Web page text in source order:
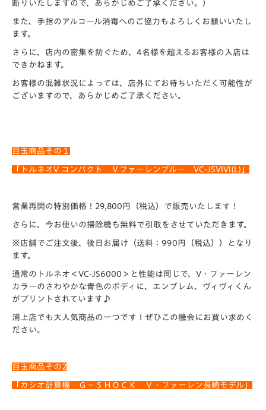
断りいたしますので、あらかじめご了承ください。）
また、手指のアルコール消毒へのご協力もよろしくお願いいたし
ます。
さらに、店内の密集を防ぐため、4名様を超えるお客様の入店は
できかねます。
お客様の混雑状況によっては、店外にてお待ちいただく可能性が
ございますので、あらかじめご了承ください。
目玉商品その１
「トルネオV コンパクト Ｖファーレンブルー VC-JSVIVI(L)」
営業再開の特別価格！ 29,800 円（税込） で販売いたします！
さらに、今お使いの掃除機も無料で引取をさせていただきます。
※店舗でご注文後、後日お届け（送料： 990円（税込））となり
ます。
通常のトルネオ＜VC-JS6000＞と性能は同じで、V・ファーレン
カラーのさわやかな青色のボディに、エンブレム、ヴィヴィくん
がプリントされています♪
浦上店でも大人気商品の一つです！ぜひこの機会にお買い求めく
ださい。
目玉商品その2
「カシオ計算機 Ｇ－ＳＨＯＣＫ Ｖ・ファーレン長崎モデル」